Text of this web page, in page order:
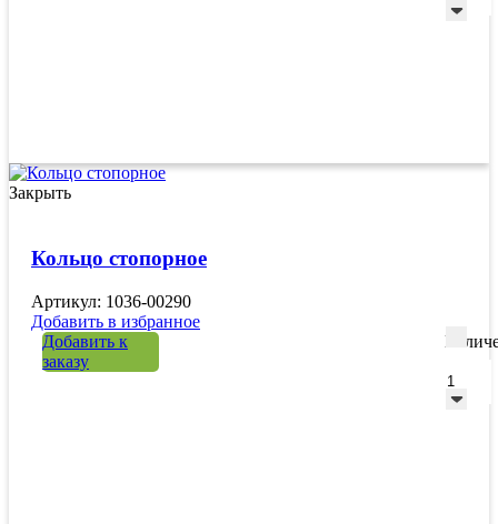
Закрыть
Кольцо стопорное
Артикул: 1036-00290
Добавить в избранное
Добавить к
заказу